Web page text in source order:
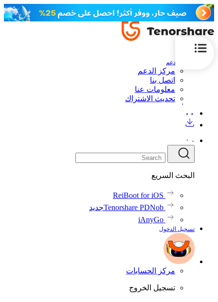
الدعم
مركز الدعم
اتصل بنا
معلومات عنا
تحديث الاشتراك
البحث السريع
ReiBoot for iOS
Tenorshare PDNobجديد
iAnyGo
تسجيل الدخول
مركز الحسابات
تسجيل الخروج